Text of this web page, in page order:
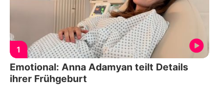
1
Emotional: Anna Adamyan teilt Details
ihrer Frühgeburt